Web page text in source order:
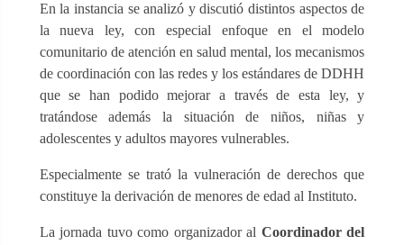
En la instancia se analizó y discutió distintos aspectos de
la nueva ley, con especial enfoque en el modelo
comunitario de atención en salud mental, los mecanismos
de coordinación con las redes y los estándares de DDHH
que se han podido mejorar a través de esta ley, y
tratándose además la situación de niños, niñas y
adolescentes y adultos mayores vulnerables.
Especialmente se trató la vulneración de derechos que
constituye la derivación de menores de edad al Instituto.
La jornada tuvo como organizador al Coordinador del